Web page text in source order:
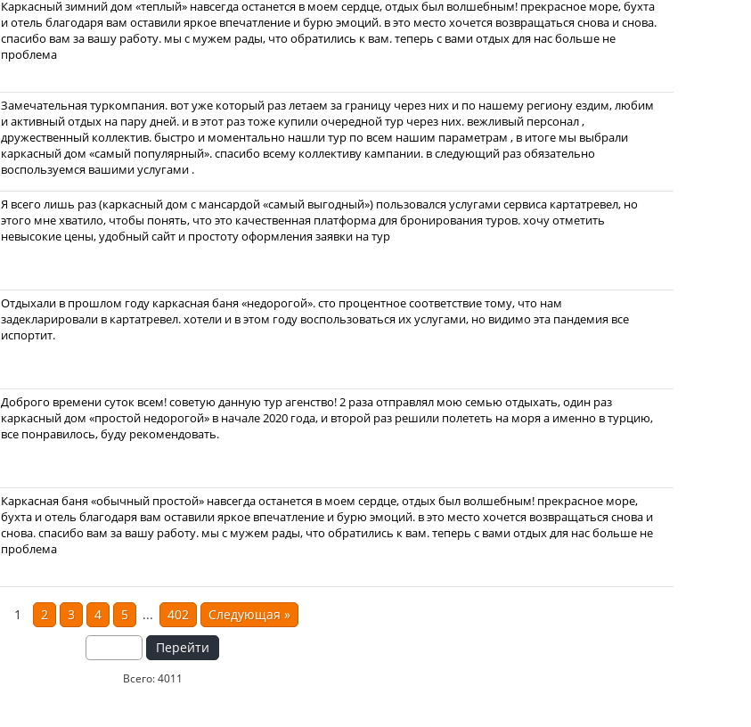
Каркасный зимний дом «теплый» навсегда останется в моем сердце, отдых был волшебным! прекрасное море, бухта
и отель благодаря вам оставили яркое впечатление и бурю эмоций. в это место хочется возвращаться снова и снова.
спасибо вам за вашу работу. мы с мужем рады, что обратились к вам. теперь с вами отдых для нас больше не
проблема
Замечательная туркомпания. вот уже который раз летаем за границу через них и по нашему региону ездим, любим
и активный отдых на пару дней. и в этот раз тоже купили очередной тур через них. вежливый персонал ,
дружественный коллектив. быстро и моментально нашли тур по всем нашим параметрам , в итоге мы выбрали
каркасный дом «самый популярный». спасибо всему коллективу кампании. в следующий раз обязательно
воспользуемся вашими услугами .
Я всего лишь раз (каркасный дом с мансардой «самый выгодный») пользовался услугами сервиса картатревел, но
этого мне хватило, чтобы понять, что это качественная платформа для бронирования туров. хочу отметить
невысокие цены, удобный сайт и простоту оформления заявки на тур
Отдыхали в прошлом году каркасная баня «недорогой». сто процентное соответствие тому, что нам
задекларировали в картатревел. хотели и в этом году воспользоваться их услугами, но видимо эта пандемия все
испортит.
Доброго времени суток всем! советую данную тур агенство! 2 раза отправлял мою семью отдыхать, один раз
каркасный дом «простой недорогой» в начале 2020 года, и второй раз решили полететь на моря а именно в турцию,
все понравилось, буду рекомендовать.
Каркасная баня «обычный простой» навсегда останется в моем сердце, отдых был волшебным! прекрасное море,
бухта и отель благодаря вам оставили яркое впечатление и бурю эмоций. в это место хочется возвращаться снова и
снова. спасибо вам за вашу работу. мы с мужем рады, что обратились к вам. теперь с вами отдых для нас больше не
проблема
1 2 3 4 5 ... 402 Следующая »
Перейти
Всего: 4011